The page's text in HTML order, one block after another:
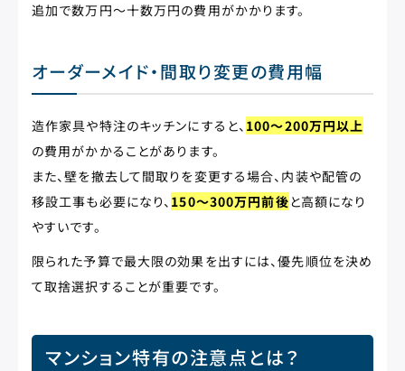
追加で数万円〜十数万円の費用がかかります。
オーダーメイド・間取り変更の費用幅
造作家具や特注のキッチンにすると、 100〜200万円以上
の費用がかかることがあります。
また、壁を撤去して間取りを変更する場合、内装や配管の
移設工事も必要になり、 150〜300万円前後と高額になり
やすいです。
限られた予算で最大限の効果を出すには、優先順位を決め
て取捨選択することが重要です。
マンション特有の注意点とは？